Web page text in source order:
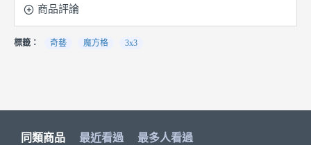
商品評論
標籤： 奇藝 魔方格 3x3
同類商品 最近看過 最多人看過